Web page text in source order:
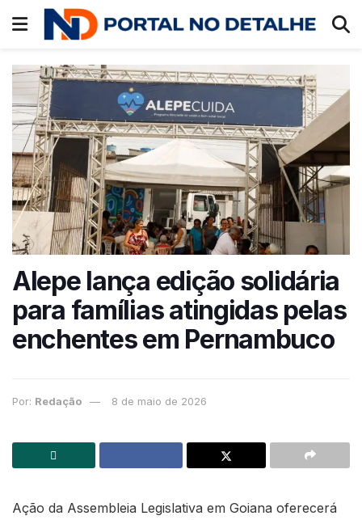
Alepe lança edição solidária
para famílias atingidas pelas
enchentes em Pernambuco
Por: Redação 8 de maio de 2026
Ação da Assembleia Legislativa em Goiana oferecerá